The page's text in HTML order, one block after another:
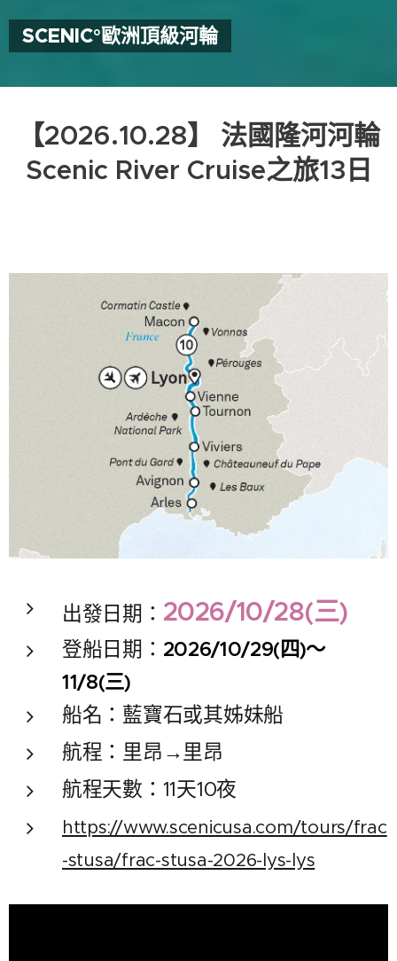
SCENIC°歐洲頂級河輪
【2026.10.28】 法國隆河河輪
Scenic River Cruise之旅13日
出發日期： 2026/10/28(三)
登船日期： 2026/10/29(四)～
11/8(三)
船名：藍寶石或其姊妹船
航程：里昂→里昂
航程天數：11天10夜
https://www.scenicusa.com/tours/frac
-stusa/frac-stusa-2026-lys-lys